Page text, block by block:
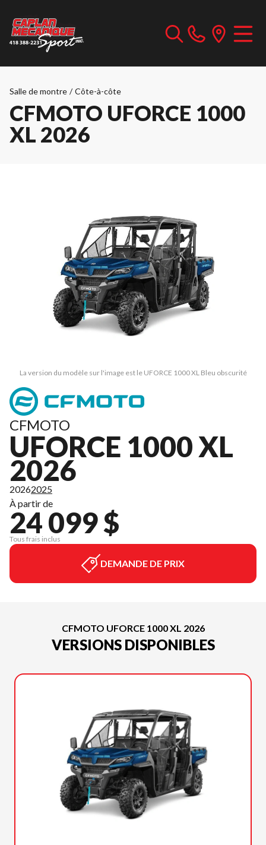
Salle de montre / Côte-à-côte
CFMOTO UFORCE 1000
XL 2026
La version du modèle sur l'image est le UFORCE 1000 XL Bleu obscurité
CFMOTO
UFORCE 1000 XL
2026
20262025
À partir de
24 099 $
Tous frais inclus
DEMANDE DE PRIX
CFMOTO UFORCE 1000 XL 2026
VERSIONS DISPONIBLES